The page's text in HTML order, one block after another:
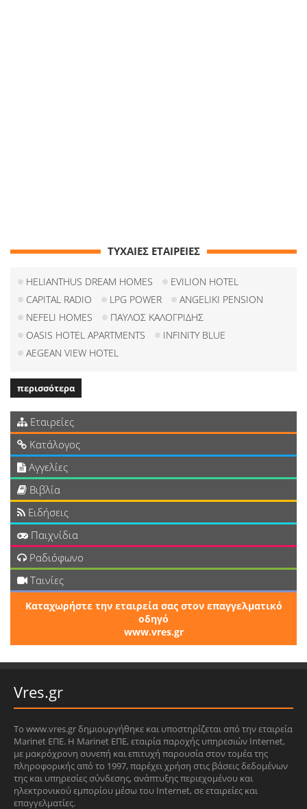
ΤΥΧΑΙΕΣ ΕΤΑΙΡΕΙΕΣ
HELIANTHUS DREAM HOMES
EVILION HOTEL
CAPITAL RADIO
LPG POWER
ANGELIKI PENSION
NEFELI HOMES
ΠΑΥΛΟΣ ΚΑΛΟΓΡΙΔΗΣ
OASIS HOTEL APARTMENTS
INFINITY BLUE
AEGEAN VIEW HOTEL
περισσότερα
Εταιρείες
Κατάλογος
Αγγελίες
Βιβλία
Ειδήσεις
Παιχνίδια
Ραδιόφωνο
Ταινίες
Καταχωρήστε την εταιρεία σας στον επαγγελματικό
οδηγό
www.vres.gr
Vres.gr
Το www.vres.gr δημιουργήθηκε και υποστηρίζεται από την εταιρεία
Marinet ΕΠΕ. Η Marinet ΕΠΕ, εταιρία παροχής υπηρεσιών Internet,
με μακρόχρονη συνεπή και επιτυχή παρουσία στον τομέα της
πληροφορικής από το 1997, παρέχει χρήση στις βάσεις δεδομένων
της και υπηρεσίες σύνδεσης, ανάπτυξης περιεχομένου και
ηλεκτρονικού εμπορίου μέσω του Internet, σε εταιρείες και
επαγγελματίες.